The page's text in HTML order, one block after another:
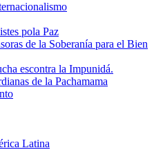
pola Paz
de la Soberanía para el Bien
escontra la Impunidá.
de la Pachamama
Latina